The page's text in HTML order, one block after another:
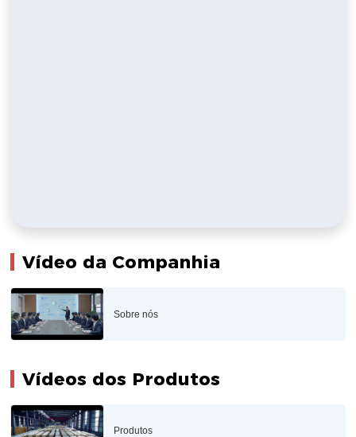
Vídeo da Companhia
Sobre nós
Vídeos dos Produtos
Produtos